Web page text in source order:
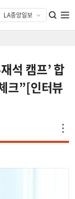
석 캠프’ 합
크”[인터뷰